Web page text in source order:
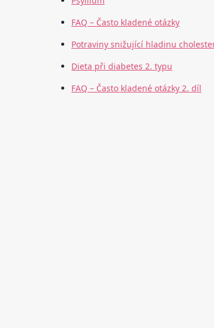
FAQ – Často kladené otázky
Potraviny snižující hladinu
Dieta při diabetes 2. typu
FAQ – Často kladené otázky 2. díl